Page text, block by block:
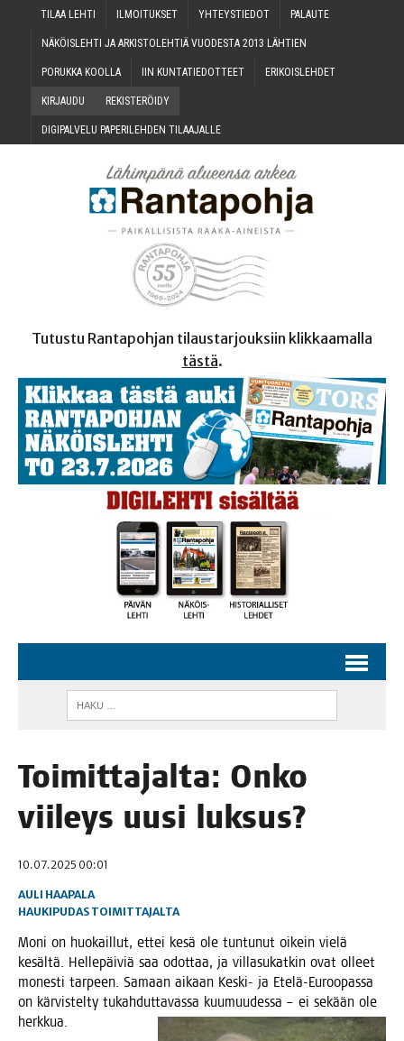
TILAA LEH­TI ILMOI­TUK­SET YHTEYS­TIE­DOT PALAU­TE
NÄKÖIS­LEH­TI JA ARKIS­TO­LEH­TIÄ VUO­DES­TA 2013 LÄHTIEN
PORUK­KA KOOLLA IIN KUN­TA­TIE­DOT­TEET ERI­KOIS­LEH­DET
KIR­JAU­DU REKIS­TE­RÖI­DY
DIGI­PAL­VE­LU PAPE­RI­LEH­DEN TILAAJALLE
Tutustu Rantapohjan tilaustarjouksiin klikkaamalla
tästä.
Toi­mit­ta­jal­ta: Onko
vii­leys uusi luksus?
10.07.2025 00:01
AULI HAAPALA
HAUKIPUDAS TOIMITTAJALTA
Moni on huo­kail­lut, ettei kesä ole tun­tu­nut oikein vie­lä
kesäl­tä. Hel­le­päi­viä saa odot­taa, ja vil­la­su­kat­kin ovat olleet
mones­ti tar­peen. Samaan aikaan Kes­ki- ja Ete­lä-Euroo­pas­sa
on kär­vis­tel­ty tukah­dut­ta­vas­sa kuu­muu­des­sa – ei sekään ole
herkkua.